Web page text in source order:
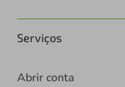
Serviços
Abrir conta